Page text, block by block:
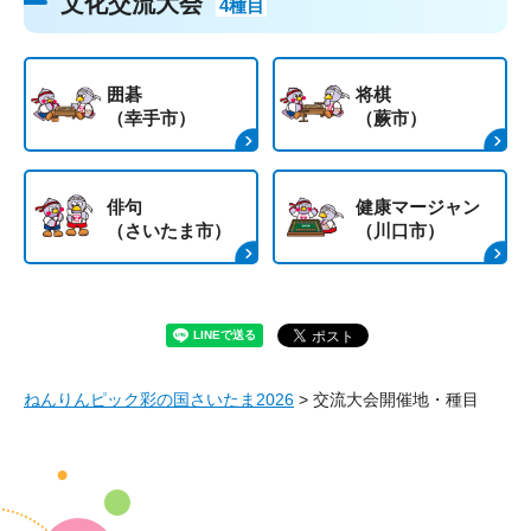
4種目
囲碁
（幸手市）
将棋
（蕨市）
俳句
（さいたま市）
健康マージャン
（川口市）
ねんりんピック彩の国さいたま2026 > 交流大会開催地・種目